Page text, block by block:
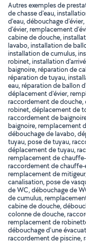
Autres exemples de
de chasse d'eau,
d'eau, débouchage
d'évier, remplacement
cabine de douche,
lavabo, installation de
installation de cumulus,
robinet, installation
baignoire, réparation de
réparation de tuyau,
eau, réparation de ballon
déplacement d'évier,
raccordement de
robinet, déplacement de
raccordement de
baignoire, remplacement
débouchage de lavabo,
tuyau, pose de tuyau,
déplacement de tuyau,
remplacement de
raccordement de
remplacement de
canalisation, pose de
de WC, débouchage de
de cumulus,
cabine de douche,
colonne de douche,
remplacement de
débouchage d'une
raccordement de piscine,